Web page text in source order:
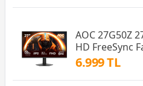
AOC 27G50Z
HD FreeSync
6.999 TL